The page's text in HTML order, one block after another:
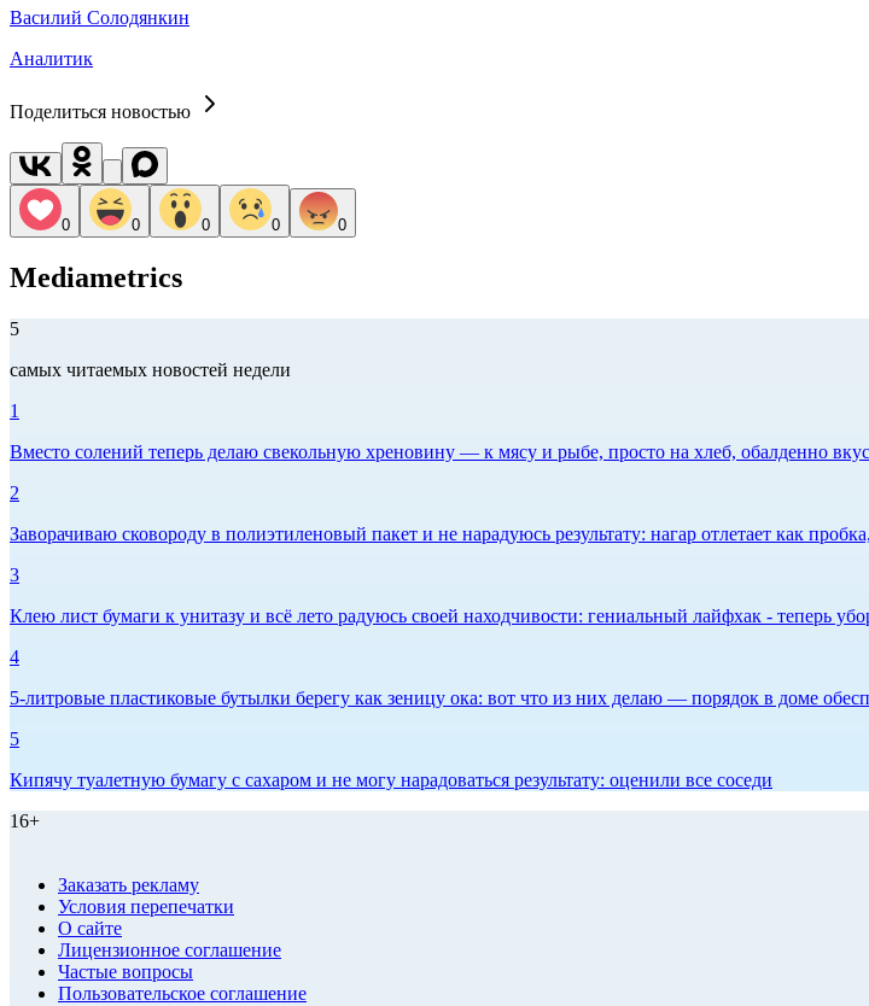
Василий Солодянкин
Аналитик
Поделиться новостью
0 0 0 0 0
Mediametrics
5
самых читаемых новостей недели
1
Вместо солений теперь делаю свекольную хреновину — к мясу и рыбе, просто на хлеб, обалденно
2
Заворачиваю сковороду в полиэтиленовый пакет и не нарадуюсь результату: нагар отлетает как
3
Клею лист бумаги к унитазу и всё лето радуюсь своей находчивости: гениальный лайфхак - теперь
4
5-литровые пластиковые бутылки берегу как зеницу ока: вот что из них делаю — порядок в доме
5
Кипячу туалетную бумагу с сахаром и не могу нарадоваться результату: оценили все соседи
16+
Заказать рекламу
Условия перепечатки
О сайте
Лицензионное соглашение
Частые вопросы
Пользовательское соглашение